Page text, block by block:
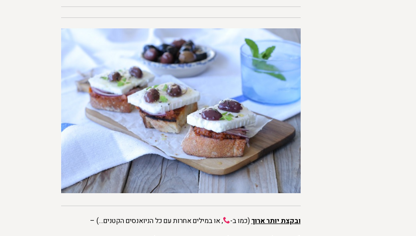
ובקצת יותר ארוך(כמו ב-
, או במילים אחרות עם כל הניואנסים הקטנים…) –